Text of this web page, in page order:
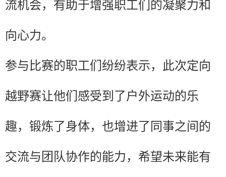
流机会，有助于增强职工们的凝聚力和
向心力。
参与比赛的职工们纷纷表示，此次定向
越野赛让他们感受到了户外运动的乐
趣，锻炼了身体，也增进了同事之间的
交流与团队协作的能力，希望未来能有